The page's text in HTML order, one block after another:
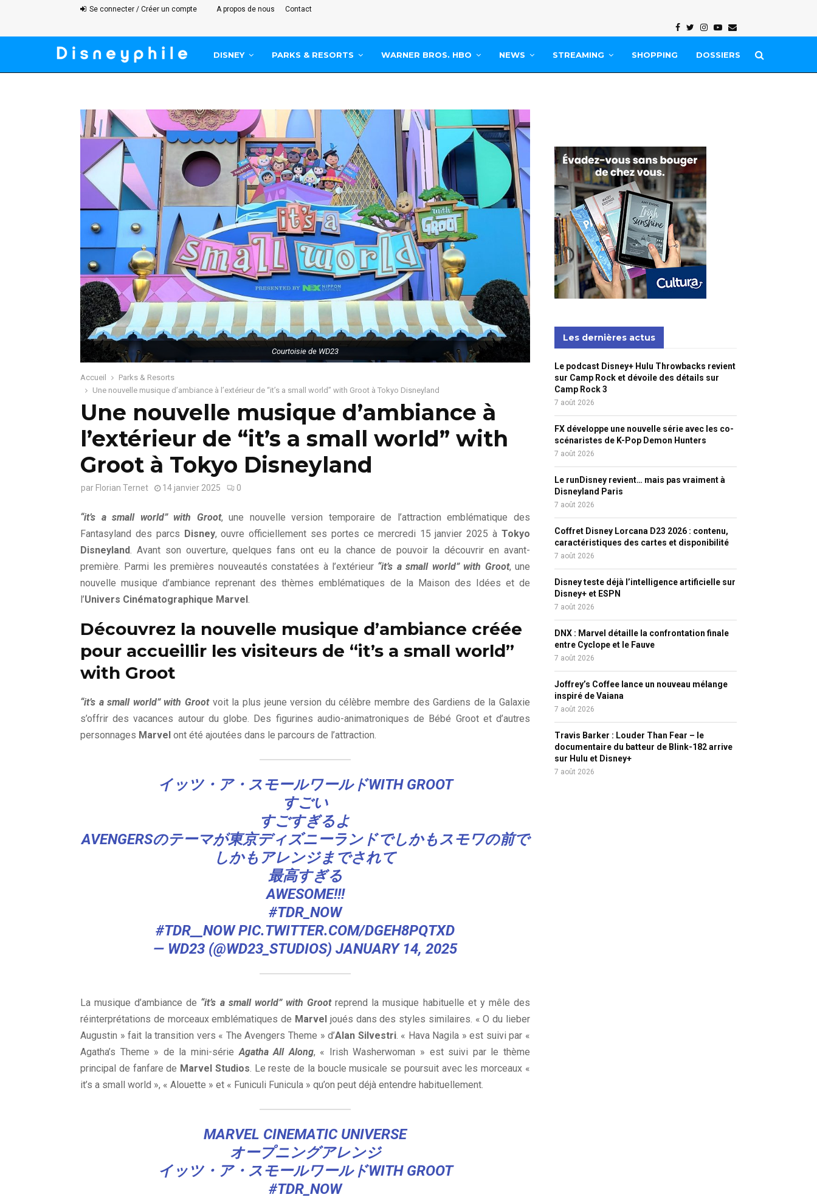
Se connecter / Créer un compte A propos de nous Contact
Facebook
Twitter
Instagram
Youtube
Email
DISNEY PARKS & RESORTS WARNER BROS. HBO NEWS STREAMING SHOPPING DOSSIERS
Courtoisie de WD23
Accueil
Parks & Resorts
Une nouvelle musique d’ambiance à l’extérieur de “it’s a small world” with Groot à Tokyo Disneyland
Une nouvelle musique d’ambiance à
l’extérieur de “it’s a small world” with
Groot à Tokyo Disneyland
par Florian Ternet 14 janvier 2025 0
“it’s a small world” with Groot, une nouvelle version temporaire de l’attraction emblématique des
Fantasyland des parcs Disney, ouvre officiellement ses portes ce mercredi 15 janvier 2025 àTokyo
Disneyland. Avant son ouverture, quelques fans ont eu la chance de pouvoir la découvrir en avant-
première. Parmi les premières nouveautés constatées à l’extérieur “it’s a small world” with Groot, une
nouvelle musique d’ambiance reprenant des thèmes emblématiques de la Maison des Idées et de
l’Univers Cinématographique Marvel .
Découvrez la nouvelle musique d’ambiance créée
pour accueillir les visiteurs de “it’s a small world”
with Groot
“it’s a small world” with Grootvoit la plus jeune version du célèbre membre des Gardiens de la Galaxie
s’offrir des vacances autour du globe. Des figurines audio-animatroniques de Bébé Groot et d’autres
personnages Marvel ont été ajoutées dans le parcours de l’attraction.
イッツ・ア・スモールワールドWITH GROOT
すごい
すごすぎるよ
AVENGERSのテーマが東京ディズニーランドでしかもスモワの前で
しかもアレンジまでされて
最高すぎる
AWESOME!!!
#TDR_NOW
#TDR__NOW PIC.TWITTER.COM/DGEH8PQTXD
— WD23 (@WD23_STUDIOS) JANUARY 14, 2025
La musique d’ambiance de “it’s a small world” with Grootreprend la musique habituelle et y mêle des
réinterprétations de morceaux emblématiques de Marvel joués dans des styles similaires. « O du lieber
Augustin » fait la transition vers « The Avengers Theme » d’Alan Silvestri. « Hava Nagila » est suivi par «
Agatha’s Theme » de la mini-sérieAgatha All Along, « Irish Washerwoman » est suivi par le thème
principal de fanfare de Marvel Studios. Le reste de la boucle musicale se poursuit avec les morceaux «
it’s a small world », « Alouette » et « Funiculi Funicula » qu’on peut déjà entendre habituellement.
MARVEL CINEMATIC UNIVERSE
オープニングアレンジ
イッツ・ア・スモールワールドWITH GROOT
#TDR_NOW
Les dernières actus
Le podcast Disney+ Hulu Throwbacks revient
sur Camp Rock et dévoile des détails sur
Camp Rock 3
7 août 2026
FX développe une nouvelle série avec les co-
scénaristes de K-Pop Demon Hunters
7 août 2026
Le runDisney revient… mais pas vraiment à
Disneyland Paris
7 août 2026
Coffret Disney Lorcana D23 2026 : contenu,
caractéristiques des cartes et disponibilité
7 août 2026
Disney teste déjà l’intelligence artificielle sur
Disney+ et ESPN
7 août 2026
DNX : Marvel détaille la confrontation finale
entre Cyclope et le Fauve
7 août 2026
Joffrey’s Coffee lance un nouveau mélange
inspiré de Vaiana
7 août 2026
Travis Barker : Louder Than Fear – le
documentaire du batteur de Blink-182 arrive
sur Hulu et Disney+
7 août 2026